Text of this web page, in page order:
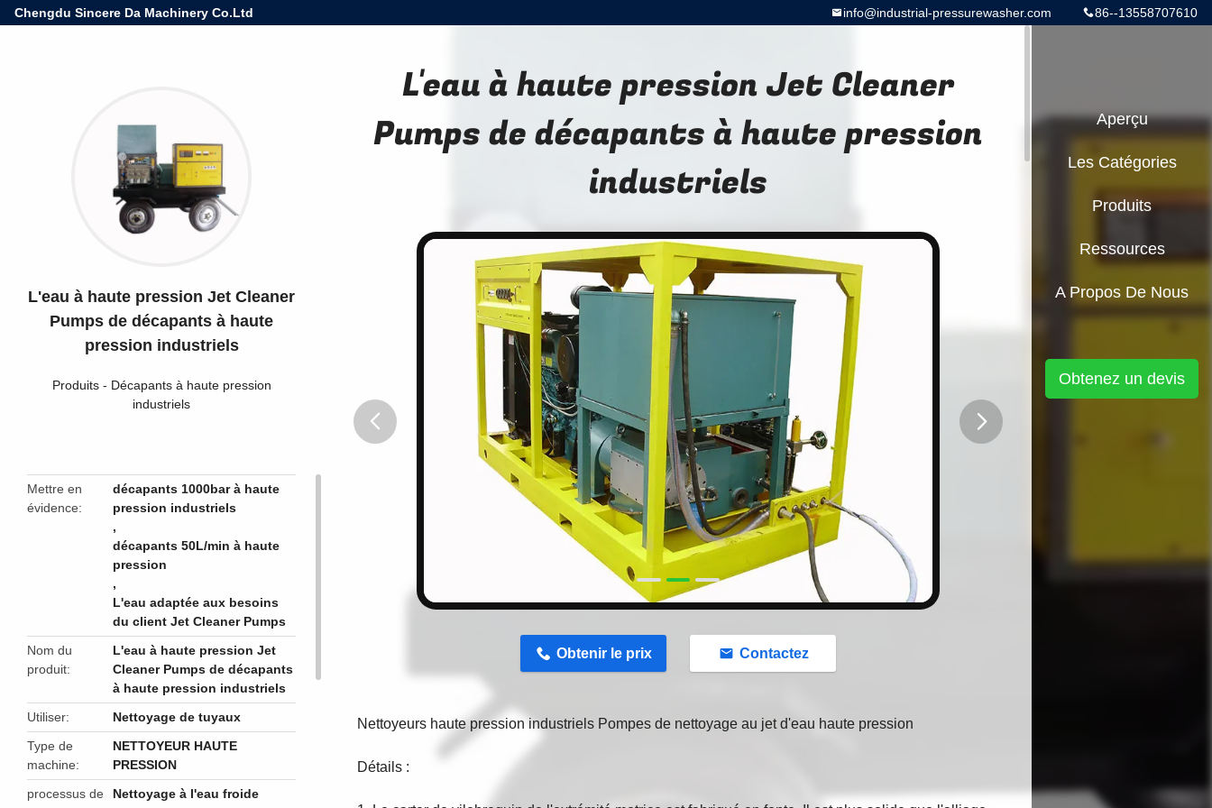
Chengdu Sincere Da Machinery Co.Ltd 86--13558707610
info@industrial-pressurewasher.com
L'eau à haute pression Jet Cleaner
Pumps de décapants à haute
pression industriels
Produits- Décapants à haute pression
industriels
Mettre en
évidence
décapants 1000bar à haute
pression industriels
,
décapants 50L/min à haute
pression
,
L'eau adaptée aux besoins
du client Jet Cleaner Pumps
Nom du
produit
L'eau à haute pression Jet
Cleaner Pumps de décapants
à haute pression industriels
Utiliser
Nettoyage de tuyaux
Type de
machine
NETTOYEUR HAUTE
PRESSION
processus de
Nettoyage à l'eau froide
L'eau à haute pression Jet Cleaner
Pumps de décapants à haute pression
industriels
Obtenir le prix Contactez
Nettoyeurs haute pression industriels Pompes de nettoyage au jet d'eau haute pression
Détails :
Aperçu
Les Catégories
Produits
Ressources
A Propos De Nous
Obtenez un devis